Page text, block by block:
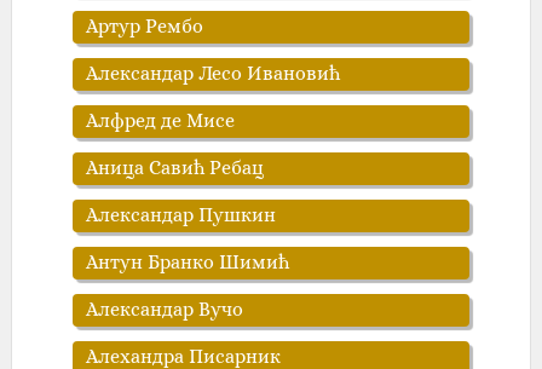
Артур Рембо
Александар Лесо Ивановић
Алфред де Мисе
Аница Савић Ребац
Александар Пушкин
Антун Бранко Шимић
Александар Вучо
Алехандра Писарник